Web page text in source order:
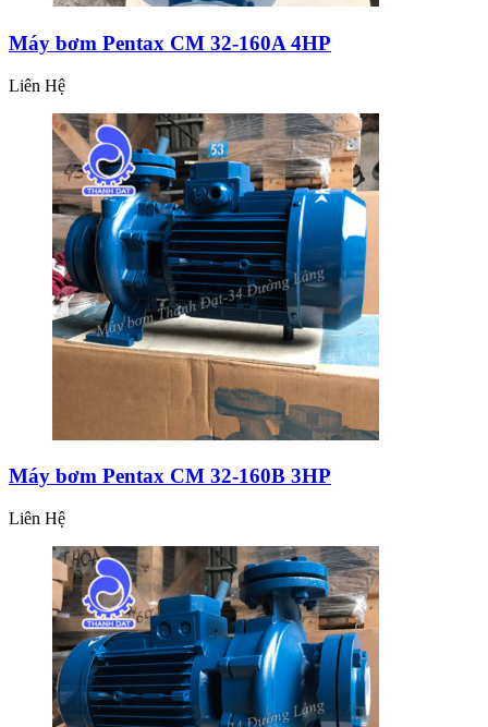
Máy bơm Pentax CM 32-160A 4HP
Liên Hệ
Máy bơm Pentax CM 32-160B 3HP
Liên Hệ